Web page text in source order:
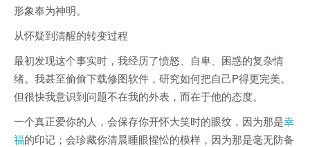
形象奉为神明。
从怀疑到清醒的转变过程
最初发现这个事实时，我经历了愤怒、自卑、困惑的复杂情
绪。我甚至偷偷下载修图软件，研究如何把自己P得更完美。
但很快我意识到问题不在我的外表，而在于他的态度。
一个真正爱你的人，会保存你开怀大笑时的眼纹，因为那是幸
福的印记；会珍藏你清晨睡眼惺忪的模样，因为那是毫无防备